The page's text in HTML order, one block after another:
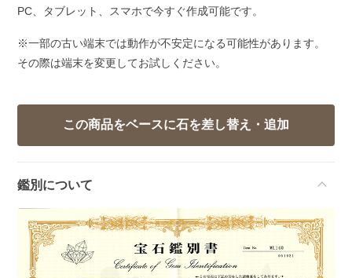
PC、タブレット、スマホで今すぐ作成可能です。
※一部の古い端末では動作が不安定になる可能性があります。
その際は端末を変更してお試しください。
鑑別について